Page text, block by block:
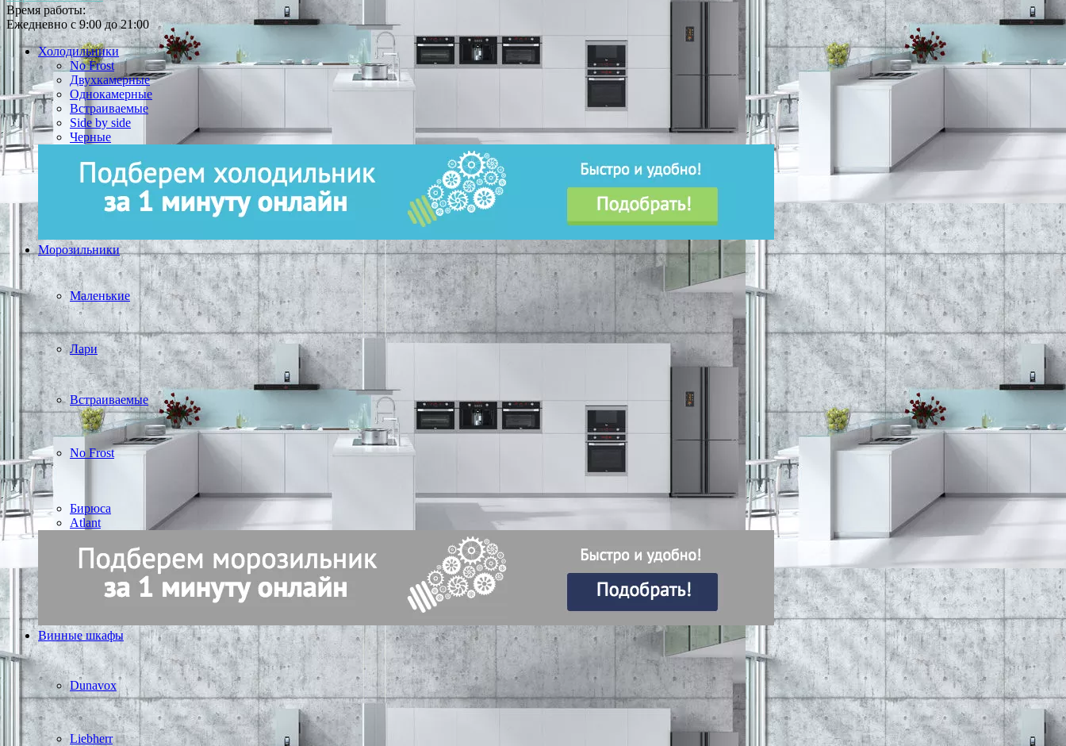
Время работы:
Ежедневно с 9:00 до 21:00
Холодильники
No Frost
Двухкамерные
Однокамерные
Встраиваемые
Side by side
Черные
Морозильники
Маленькие
Лари
Встраиваемые
No Frost
Бирюса
Atlant
Винные шкафы
Dunavox
Liebherr